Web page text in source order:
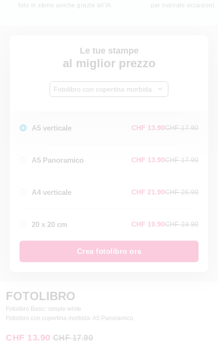
foto in storie uniche grazie all’IA.
per svariate occasioni.
Le tue stampe
al miglior prezzo
Fotolibro con copertina morbida
A5 verticale CHF 13.90CHF 17.90
A5 Panoramico CHF 13.90CHF 17.90
A4 verticale CHF 21.90CHF 26.90
20 x 20 cm CHF 19.90CHF 24.90
Crea fotolibro ora
FOTOLIBRO
Fotolibro Basic: simple white
Fotolibro con copertina morbida: A5 Panoramico
CHF 13.90 CHF 17.90